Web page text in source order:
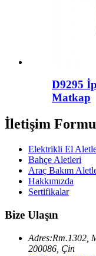
D9295
Matkap
İletişim Formu
Elektrikli El
Bahçe Aletleri
Araç Bakım
Hakkımızda
Sertifikalar
Bize Ulaşın
Adres:Rm.1302,
200086, Çin